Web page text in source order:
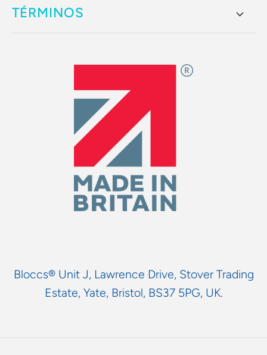
TÉRMINOS
Bloccs® Unit J, Lawrence Drive, Stover Trading
Estate, Yate, Bristol, BS37 5PG, UK.